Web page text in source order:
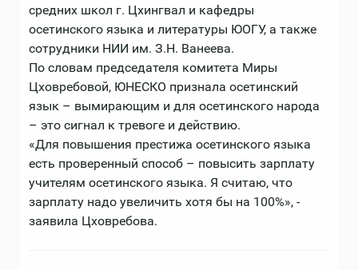
средних школ г. Цхингвал и кафедры
осетинского языка и литературы ЮОГУ, а также
сотрудники НИИ им. З.Н. Ванеева.
По словам председателя комитета Миры
Цховребовой, ЮНЕСКО признала осетинский
язык – вымирающим и для осетинского народа
– это сигнал к тревоге и действию.
«Для повышения престижа осетинского языка
есть проверенный способ – повысить зарплату
учителям осетинского языка. Я считаю, что
зарплату надо увеличить хотя бы на 100%», -
заявила Цховребова.